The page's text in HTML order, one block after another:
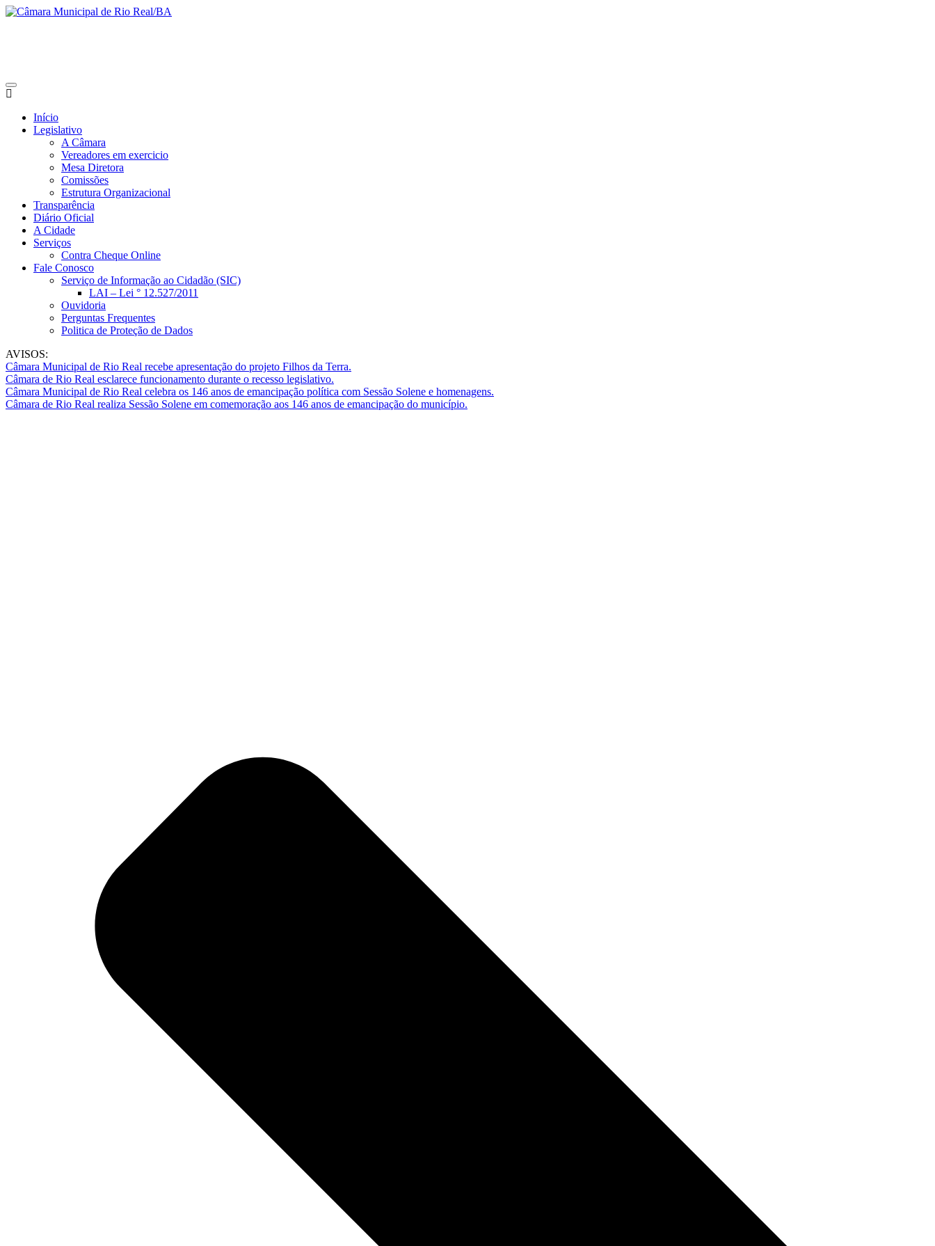
Início
Legislativo
A Câmara
Vereadores em exercicio
Mesa Diretora
Comissões
Estrutura Organizacional
Transparência
Diário Oficial
A Cidade
Serviços
Contra Cheque Online
Fale Conosco
Serviço de Informação ao Cidadão (SIC)
LAI – Lei ° 12.527/2011
Ouvidoria
Perguntas Frequentes
Politica de Proteção de Dados
AVISOS:
Câmara Municipal de Rio Real recebe apresentação do projeto Filhos da Terra.
Câmara de Rio Real esclarece funcionamento durante o recesso legislativo.
Câmara Municipal de Rio Real celebra os 146 anos de emancipação política com Sessão Solene e homenagens.
Câmara de Rio Real realiza Sessão Solene em comemoração aos 146 anos de emancipação do município.